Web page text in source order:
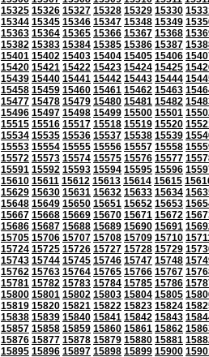
15325 15326 15327 15328 15329 15330
15344 15345 15346 15347 15348 15349
15363 15364 15365 15366 15367 15368
15382 15383 15384 15385 15386 15387
15401 15402 15403 15404 15405 15406
15420 15421 15422 15423 15424 15425
15439 15440 15441 15442 15443 15444
15458 15459 15460 15461 15462 15463
15477 15478 15479 15480 15481 15482
15496 15497 15498 15499 15500 15501
15515 15516 15517 15518 15519 15520
15534 15535 15536 15537 15538 15539
15553 15554 15555 15556 15557 15558
15572 15573 15574 15575 15576 15577
15591 15592 15593 15594 15595 15596
15610 15611 15612 15613 15614 15615
15629 15630 15631 15632 15633 15634
15648 15649 15650 15651 15652 15653
15667 15668 15669 15670 15671 15672
15686 15687 15688 15689 15690 15691
15705 15706 15707 15708 15709 15710
15724 15725 15726 15727 15728 15729
15743 15744 15745 15746 15747 15748
15762 15763 15764 15765 15766 15767
15781 15782 15783 15784 15785 15786
15800 15801 15802 15803 15804 15805
15819 15820 15821 15822 15823 15824
15838 15839 15840 15841 15842 15843
15857 15858 15859 15860 15861 15862
15876 15877 15878 15879 15880 15881
15895 15896 15897 15898 15899 15900